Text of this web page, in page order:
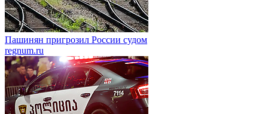
Пашинян пригрозил России судом
regnum.ru